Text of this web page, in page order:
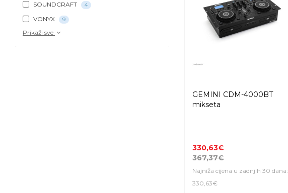
SOUNDCRAFT 4
VONYX 9
Prikaži sve
GEMINI CDM-4000BT
mikseta
330,63€
367,37€
Najniža cijena u zadnjih 30 dana:
330,63€